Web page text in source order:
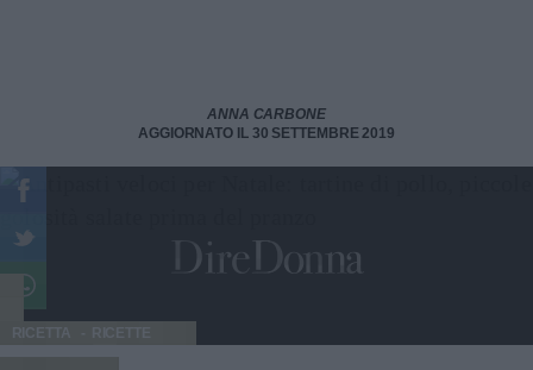
ANNA CARBONE
AGGIORNATO IL 30 SETTEMBRE 2019
RICETTA